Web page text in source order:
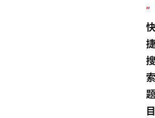
”
快
捷
搜
索
题
目